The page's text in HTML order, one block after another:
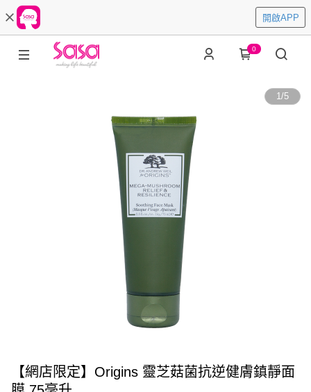
開啟APP
0
1/5
【網店限定】Origins 靈芝菇菌抗逆健膚鎮靜面